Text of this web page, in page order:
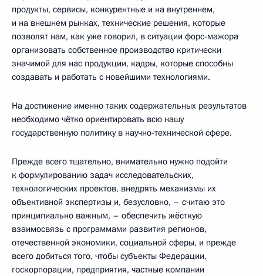
продукты, сервисы, конкурентные и на внутреннем,
и на внешнем рынках, технические решения, которые
позволят нам, как уже говорил, в ситуации форс-мажора
организовать собственное производство критически
значимой для нас продукции, кадры, которые способны
создавать и работать с новейшими технологиями.
На достижение именно таких содержательных результатов
необходимо чётко ориентировать всю нашу
государственную политику в научно-технической сфере.
Прежде всего тщательно, внимательно нужно подойти
к формулированию задач исследовательских,
технологических проектов, внедрять механизмы их
объективной экспертизы и, безусловно, – считаю это
принципиально важным, – обеспечить жёсткую
взаимосвязь с программами развития регионов,
отечественной экономики, социальной сферы, и прежде
всего добиться того, чтобы субъекты Федерации,
госкорпорации, предприятия, частные компании